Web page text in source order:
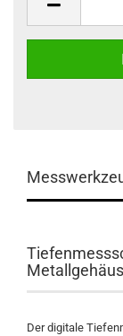
Der digitale